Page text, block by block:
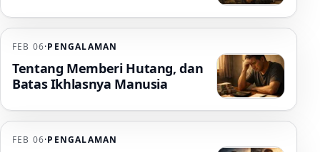
FEB 06·PENGALAMAN
Tentang Memberi Hutang, dan
Batas Ikhlasnya Manusia
FEB 06·PENGALAMAN